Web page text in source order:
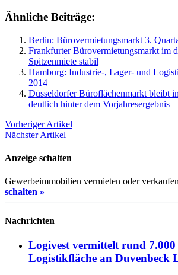
Ähnliche Beiträge:
Berlin: Bürovermietungsmarkt 3.
Frankfurter Bürovermietungsmarkt im
Spitzenmiete stabil
Hamburg: Industrie-, Lager- und
2014
Düsseldorfer Büroflächenmarkt bleibt
deutlich hinter dem Vorjahresergebnis
Vorheriger Artikel
Nächster Artikel
Anzeige schalten
Gewerbeimmobilien vermieten oder
schalten »
Nachrichten
Logivest vermittelt rund
Logistikfläche an Duvenbeck